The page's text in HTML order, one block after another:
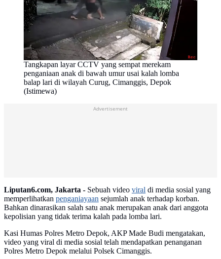
Tangkapan layar CCTV yang sempat merekam
penganiaan anak di bawah umur usai kalah lomba
balap lari di wilayah Curug, Cimanggis, Depok
(Istimewa)
Advertisement
Liputan6.com, Jakarta - Sebuah video viral di media sosial yang
memperlihatkan penganiayaan sejumlah anak terhadap korban.
Bahkan dinarasikan salah satu anak merupakan anak dari anggota
kepolisian yang tidak terima kalah pada lomba lari.
Kasi Humas Polres Metro Depok, AKP Made Budi mengatakan,
video yang viral di media sosial telah mendapatkan penanganan
Polres Metro Depok melalui Polsek Cimanggis.